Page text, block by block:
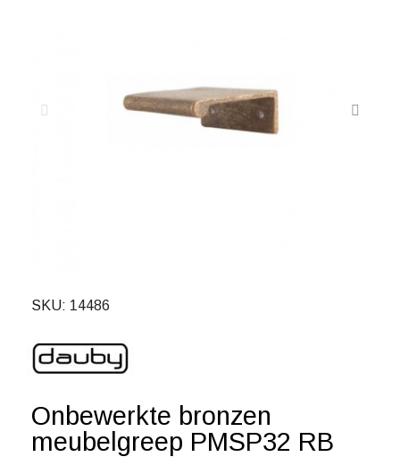
SKU 14486
Onbewerkte bronzen
meubelgreep PMSP32 RB